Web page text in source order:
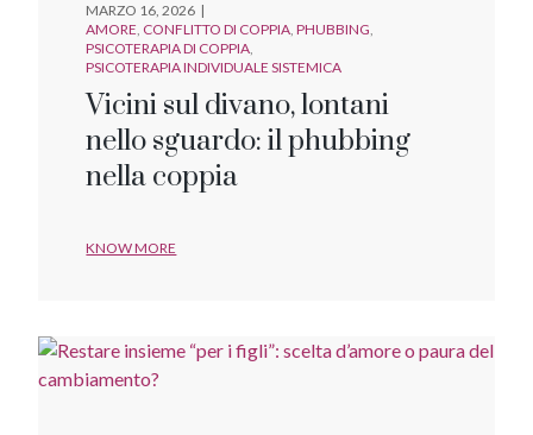
MARZO 16, 2026
AMORE CONFLITTO DI COPPIA PHUBBING
PSICOTERAPIA DI COPPIA
PSICOTERAPIA INDIVIDUALE SISTEMICA
Vicini sul divano, lontani
nello sguardo: il phubbing
nella coppia
KNOW MORE